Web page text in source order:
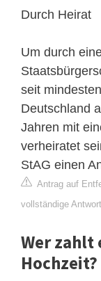
Durch Heirat
Um durch
seit
Deutschland
Jahren mit
verheiratet
StAG einen
Antrag auf
vollständige
Wer zahlt
Hochzeit?